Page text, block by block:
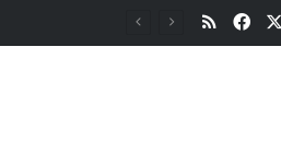
RSS